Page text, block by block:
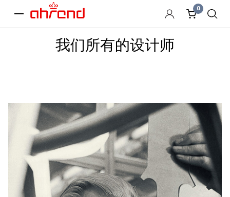
menu
0
我们所有的设计师